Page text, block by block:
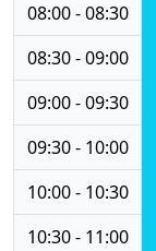
08:00 - 08:30
08:30 - 09:00
09:00 - 09:30
09:30 - 10:00
10:00 - 10:30
10:30 - 11:00